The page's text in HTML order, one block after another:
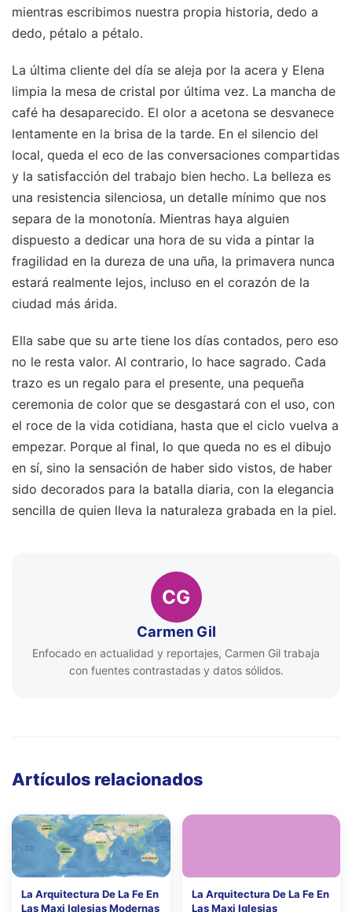
mientras escribimos nuestra propia historia, dedo a
dedo, pétalo a pétalo.
La última cliente del día se aleja por la acera y Elena
limpia la mesa de cristal por última vez. La mancha de
café ha desaparecido. El olor a acetona se desvanece
lentamente en la brisa de la tarde. En el silencio del
local, queda el eco de las conversaciones compartidas
y la satisfacción del trabajo bien hecho. La belleza es
una resistencia silenciosa, un detalle mínimo que nos
separa de la monotonía. Mientras haya alguien
dispuesto a dedicar una hora de su vida a pintar la
fragilidad en la dureza de una uña, la primavera nunca
estará realmente lejos, incluso en el corazón de la
ciudad más árida.
Ella sabe que su arte tiene los días contados, pero eso
no le resta valor. Al contrario, lo hace sagrado. Cada
trazo es un regalo para el presente, una pequeña
ceremonia de color que se desgastará con el uso, con
el roce de la vida cotidiana, hasta que el ciclo vuelva a
empezar. Porque al final, lo que queda no es el dibujo
en sí, sino la sensación de haber sido vistos, de haber
sido decorados para la batalla diaria, con la elegancia
sencilla de quien lleva la naturaleza grabada en la piel.
CG
Carmen Gil
Enfocado en actualidad y reportajes, Carmen Gil trabaja
con fuentes contrastadas y datos sólidos.
Artículos relacionados
La Arquitectura De La Fe En
Las Maxi Iglesias Modernas
La Arquitectura De La Fe En
Las Maxi Iglesias